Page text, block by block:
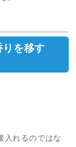
を移す
入れるのではな